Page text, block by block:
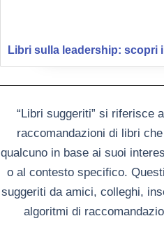
Libri sulla leadership: scopri
“Libri suggeriti” si riferisce
raccomandazioni di libri
qualcuno in base ai suoi
o al contesto specifico.
suggeriti da amici, colleghi,
algoritmi di